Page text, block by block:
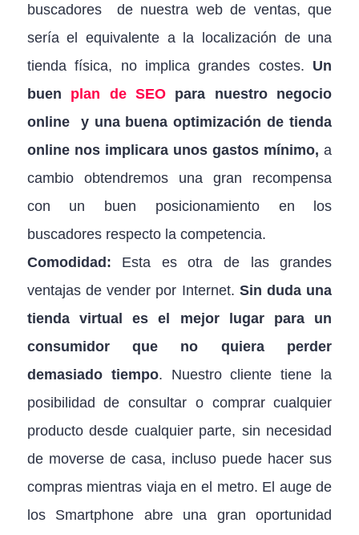
buscadores de nuestra web de ventas, que
sería el equivalente a la localización de una
tienda física, no implica grandes costes. Un
buen plan de SEO para nuestro negocio
online y una buena optimización de tienda
online nos implicara unos gastos mínimo, a
cambio obtendremos una gran recompensa
con un buen posicionamiento en los
buscadores respecto la competencia.
Comodidad: Esta es otra de las grandes
ventajas de vender por Internet. Sin duda una
tienda virtual es el mejor lugar para un
consumidor que no quiera perder
demasiado tiempo. Nuestro cliente tiene la
posibilidad de consultar o comprar cualquier
producto desde cualquier parte, sin necesidad
de moverse de casa, incluso puede hacer sus
compras mientras viaja en el metro. El auge de
los Smartphone abre una gran oportunidad